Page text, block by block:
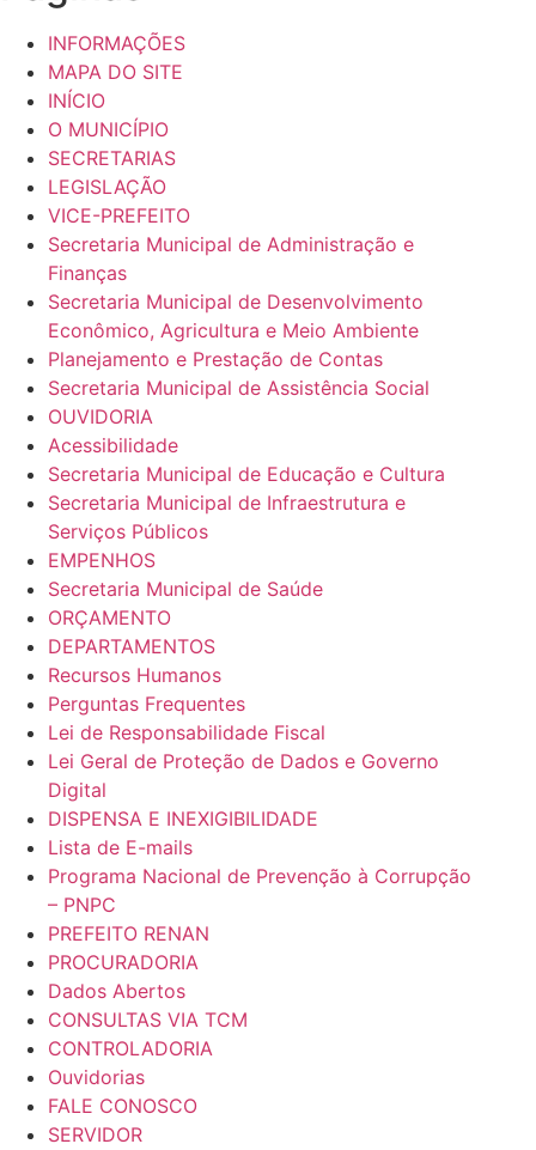
INFORMAÇÕES
MAPA DO SITE
INÍCIO
O MUNICÍPIO
SECRETARIAS
LEGISLAÇÃO
VICE-PREFEITO
Secretaria Municipal de Administração e
Finanças
Secretaria Municipal de Desenvolvimento
Econômico, Agricultura e Meio Ambiente
Planejamento e Prestação de Contas
Secretaria Municipal de Assistência Social
OUVIDORIA
Acessibilidade
Secretaria Municipal de Educação e Cultura
Secretaria Municipal de Infraestrutura e
Serviços Públicos
EMPENHOS
Secretaria Municipal de Saúde
ORÇAMENTO
DEPARTAMENTOS
Recursos Humanos
Perguntas Frequentes
Lei de Responsabilidade Fiscal
Lei Geral de Proteção de Dados e Governo
Digital
DISPENSA E INEXIGIBILIDADE
Lista de E-mails
Programa Nacional de Prevenção à Corrupção
– PNPC
PREFEITO RENAN
PROCURADORIA
Dados Abertos
CONSULTAS VIA TCM
CONTROLADORIA
Ouvidorias
FALE CONOSCO
SERVIDOR